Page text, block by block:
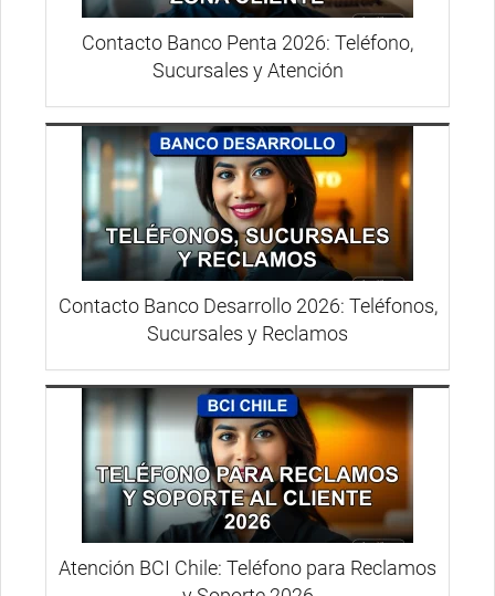
Contacto Banco Penta 2026: Teléfono,
Sucursales y Atención
Contacto Banco Desarrollo 2026: Teléfonos,
Sucursales y Reclamos
Atención BCI Chile: Teléfono para Reclamos